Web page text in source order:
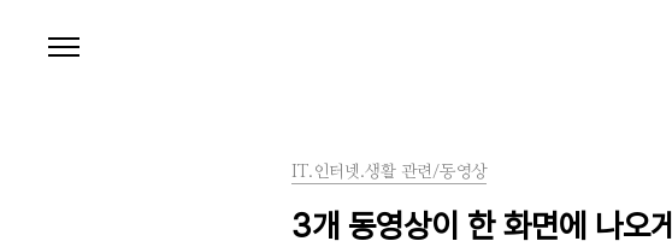
IT.인터넷.생활 관련/동영상
3개 동영상이 한 화면에 나오게